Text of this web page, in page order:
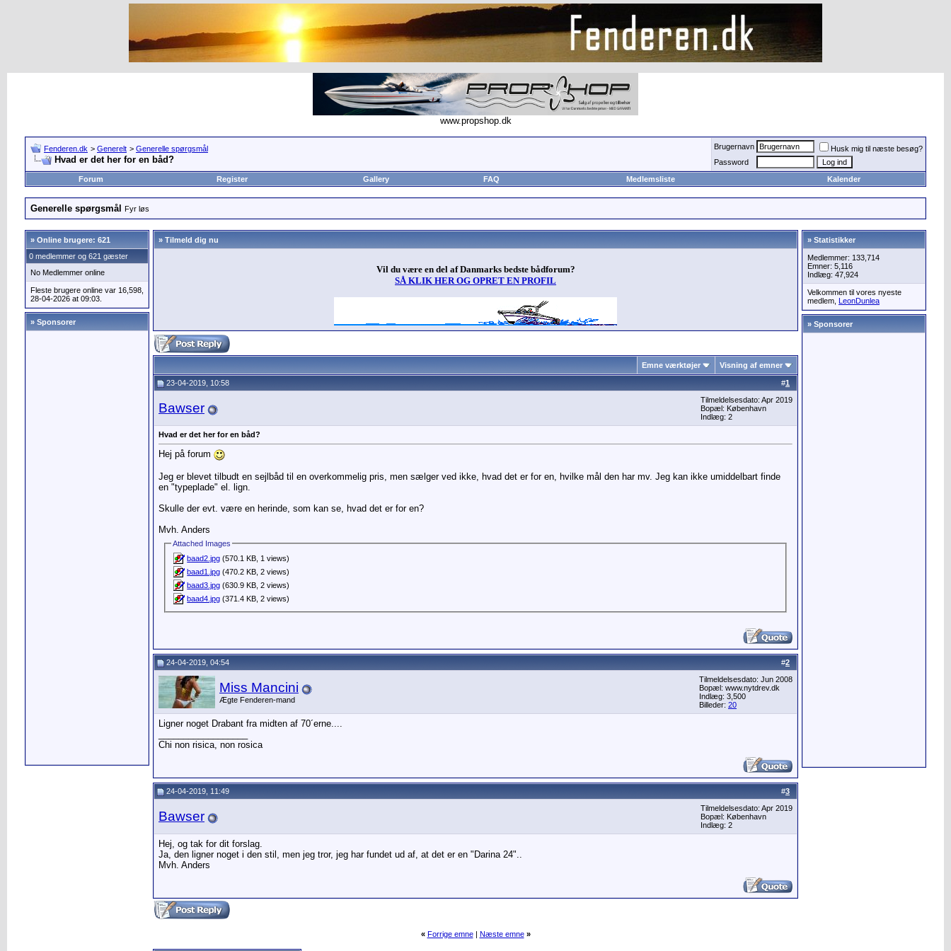
www.propshop.dk
Fenderen.dk > Generelt > Generelle spørgsmål
Hvad er det her for en båd?
Brugernavn
Husk mig til næste besøg?
Password
Forum
Register Gallery FAQ Medlemsliste Kalender
Generelle spørgsmål Fyr løs
» Online brugere: 621
0 medlemmer og 621 gæster
No Medlemmer online
Fleste brugere online var 16,598,
28-04-2026 at 09:03.
» Sponsorer
» Tilmeld dig nu
Vil du være en del af Danmarks bedste bådforum?
SÅ KLIK HER OG OPRET EN PROFIL
Emne værktøjer Visning af emner
#1
23-04-2019, 10:58
Bawser
Tilmeldelsesdato: Apr 2019
Bopæl: København
Indlæg: 2
Hvad er det her for en båd?
Hej på forum
Jeg er blevet tilbudt en sejlbåd til en overkommelig pris, men sælger ved ikke, hvad det er for en, hvilke mål den har mv. Jeg kan ikke umiddelbart finde
en "typeplade" el. lign.
Skulle der evt. være en herinde, som kan se, hvad det er for en?
Mvh. Anders
Attached Images
baad2.jpg (570.1 KB, 1 views)
baad1.jpg (470.2 KB, 2 views)
baad3.jpg (630.9 KB, 2 views)
baad4.jpg (371.4 KB, 2 views)
#2
24-04-2019, 04:54
Miss Mancini
Ægte Fenderen-mand
Tilmeldelsesdato: Jun 2008
Bopæl: www.nytdrev.dk
Indlæg: 3,500
Billeder: 20
Ligner noget Drabant fra midten af 70´erne....
Chi non risica, non rosica
#3
24-04-2019, 11:49
Bawser
Tilmeldelsesdato: Apr 2019
Bopæl: København
Indlæg: 2
Hej, og tak for dit forslag.
Ja, den ligner noget i den stil, men jeg tror, jeg har fundet ud af, at det er en "Darina 24"..
Mvh. Anders
« Forrige emne| Næste emne »
» Statistikker
Medlemmer: 133,714
Emner: 5,116
Indlæg: 47,924
Velkommen til vores nyeste
medlem, LeonDunlea
» Sponsorer